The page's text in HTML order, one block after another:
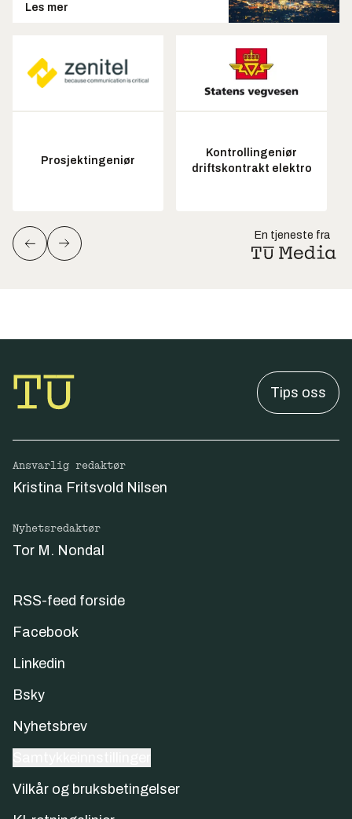
Les mer
Prosjektingeniør
Kontrollingeniør
driftskontrakt elektro
En tjeneste fra
Tips oss
Ansvarlig redaktør
Kristina Fritsvold Nilsen
Nyhetsredaktør
Tor M. Nondal
RSS-feed forside
Facebook
Linkedin
Bsky
Nyhetsbrev
Vilkår og bruksbetingelser